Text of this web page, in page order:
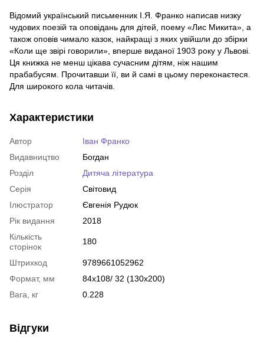
Відомий український письменник І.Я. Франко написав низку
чудових поезій та оповідань для дітей, поему «Лис Микита», а
також оповів чимало казок, найкращі з яких увійшли до збірки
«Коли ще звірі говорили», вперше виданої 1903 року у Львові.
Ця книжка не менш цікава сучасним дітям, ніж нашим
прабабусям. Прочитавши її, ви й самі в цьому переконаєтеся.
Для широкого кола читачів.
Характеристики
Автор
Іван Франко
Видавництво
Богдан
Розділ
Дитяча література
Серія
Світовид
Ілюстратор
Євгенія Рудюк
Рік видання
2018
Кількість
сторінок
180
Штрихкод
9789661052962
Формат, мм
84х108/ 32 (130х200)
Вага, кг
0.228
Відгуки